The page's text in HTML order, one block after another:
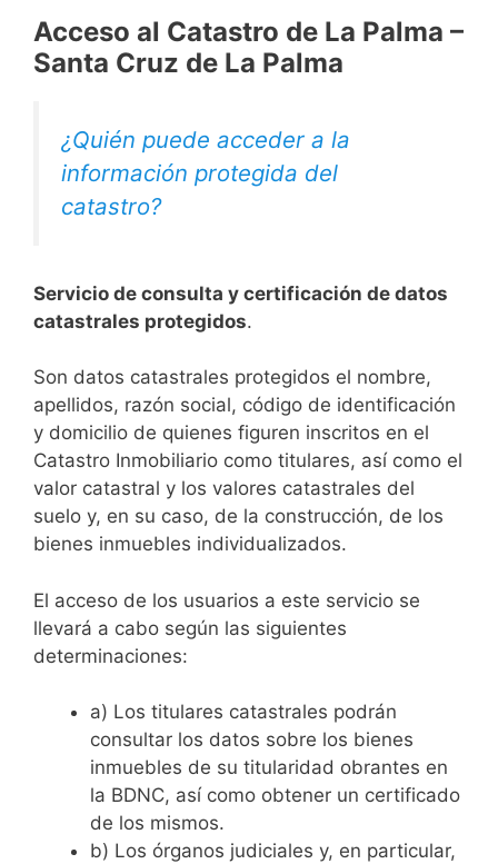
Acceso al Catastro de La Palma –
Santa Cruz de La Palma
¿Quién puede acceder a la
información protegida del
catastro?
Servicio de consulta y certificación de datos
catastrales protegidos.
Son datos catastrales protegidos el nombre,
apellidos, razón social, código de identificación
y domicilio de quienes figuren inscritos en el
Catastro Inmobiliario como titulares, así como el
valor catastral y los valores catastrales del
suelo y, en su caso, de la construcción, de los
bienes inmuebles individualizados.
El acceso de los usuarios a este servicio se
llevará a cabo según las siguientes
determinaciones:
a) Los titulares catastrales podrán
consultar los datos sobre los bienes
inmuebles de su titularidad obrantes en
la BDNC, así como obtener un certificado
de los mismos.
b) Los órganos judiciales y, en particular,